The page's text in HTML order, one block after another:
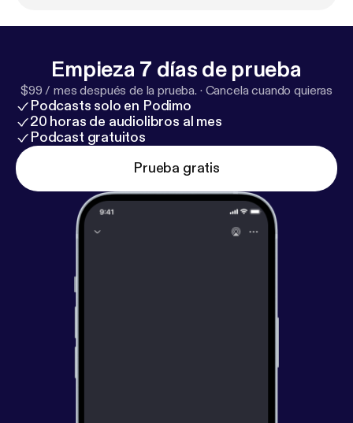
Empieza 7 días de prueba
$99 / mes después de la prueba. · Cancela cuando quieras
Podcasts solo en Podimo
20 horas de audiolibros al mes
Podcast gratuitos
Prueba gratis